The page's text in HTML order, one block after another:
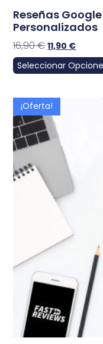
Reseñas
Personalizados
16,90€ 11,90 €
Seleccionar
¡Oferta!